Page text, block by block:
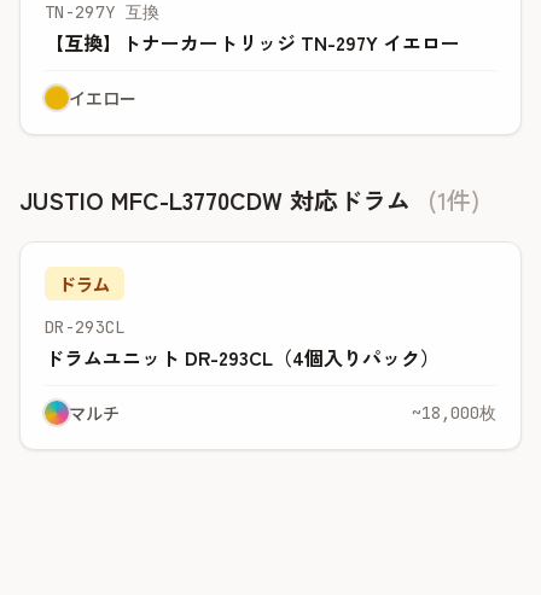
TN-297Y 互換
【互換】トナーカートリッジ TN-297Y イエロー
イエロー
JUSTIO MFC-L3770CDW 対応ドラム (1件)
ドラム
DR-293CL
ドラムユニット DR-293CL（4個入りパック）
マルチ ~18,000枚